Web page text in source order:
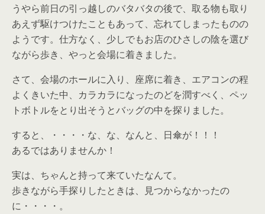
うやら前日の引っ越しのバタバタの後で、取る物も取り
あえず駆けつけたこともあって、忘れてしまったものの
ようです。仕方なく、少しでもお店のひさしの陰を選び
ながら歩き、やっと会場に着きました。
さて、会場のホールに入り、座席に着き、エアコンの程
よくきいた中、カラカラになったのどを潤すべく、ペッ
トボトルをとり出そうとバッグの中を探りました。
すると、・・・・な、な、なんと、日傘が！！！
あるではありませんか！
実は、ちゃんと持って来ていたなんて。
歩きながら手探りしたときは、見つからなかったの
に・・・・。